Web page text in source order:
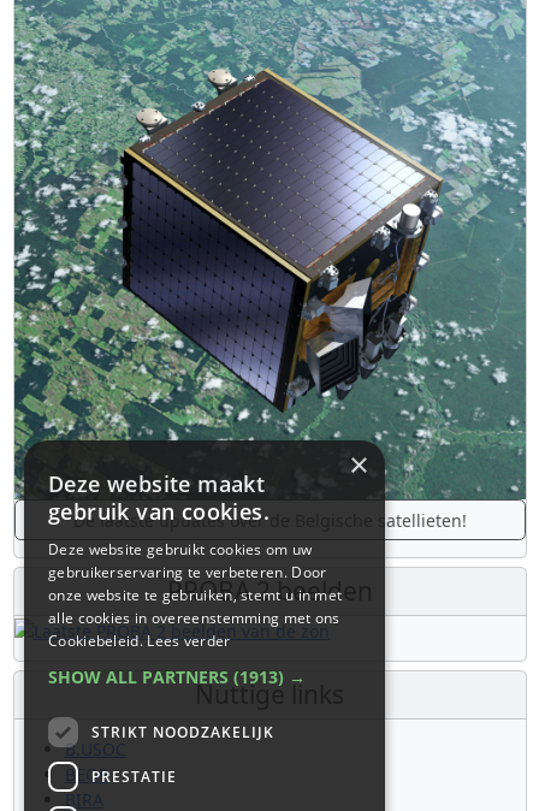
De laatste updates over de Belgische satellieten!
PROBA 2 beelden
Nuttige links
B.USOC
BEOP
BIRA
×
Deze website maakt
gebruik van cookies.
Deze website gebruikt cookies om uw
gebruikerservaring te verbeteren. Door
onze website te gebruiken, stemt u in met
alle cookies in overeenstemming met ons
Cookiebeleid.Lees verder
SHOW ALL PARTNERS (1913) →
STRIKT NOODZAKELIJK
PRESTATIE